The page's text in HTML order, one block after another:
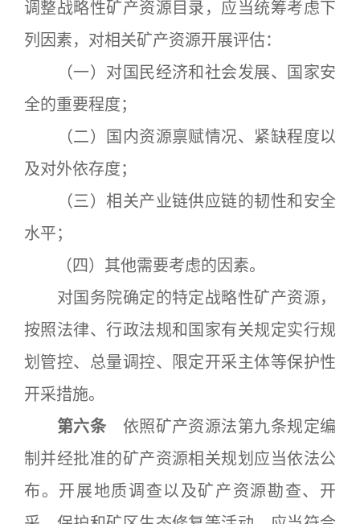
调整战略性矿产资源目录，应当统筹考虑下
列因素，对相关矿产资源开展评估：
（一）对国民经济和社会发展、国家安
全的重要程度；
（二）国内资源禀赋情况、紧缺程度以
及对外依存度；
（三）相关产业链供应链的韧性和安全
水平；
（四）其他需要考虑的因素。
对国务院确定的特定战略性矿产资源，
按照法律、行政法规和国家有关规定实行规
划管控、总量调控、限定开采主体等保护性
开采措施。
第六条 依照矿产资源法第九条规定编
制并经批准的矿产资源相关规划应当依法公
布。开展地质调查以及矿产资源勘查、开